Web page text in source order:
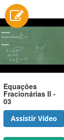
Equações
Fracionárias II -
03
Assistir Vídeo